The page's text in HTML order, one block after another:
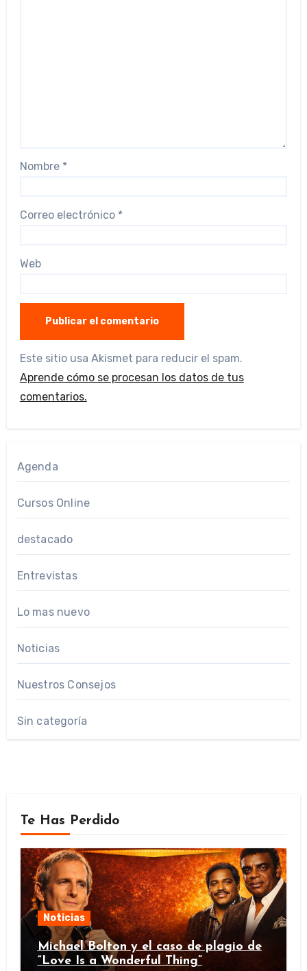
Nombre *
Correo electrónico *
Web
Este sitio usa Akismet para reducir el spam.
Aprende cómo se procesan los datos de tus
comentarios.
Agenda
Cursos Online
destacado
Entrevistas
Lo mas nuevo
Noticias
Nuestros Consejos
Sin categoría
Te Has Perdido
Noticias
Michael Bolton y el caso de plagio de
“Love Is a Wonderful Thing”